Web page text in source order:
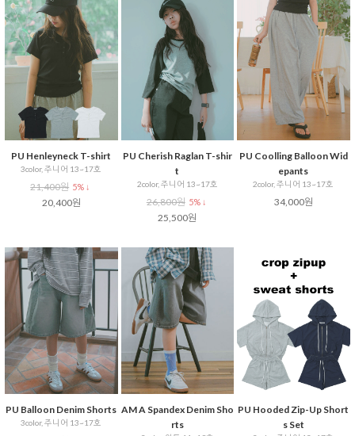
PU Henleyneck T-shirt
3color, 주니어 13~17호
21,400원 5% ↓
20,400원
PU Cherish Raglan T-shir
t
2color, 주니어 13~17호
26,800원 5% ↓
25,500원
PU Coolling Balloon Wid
epants
2color, 주니어 13~17호
34,000원
PU Balloon Denim Shorts
3color, 주니어 13~17호
AM A Spandex Denim Sho
rts
PU Hooded Zip-Up Short
s Set